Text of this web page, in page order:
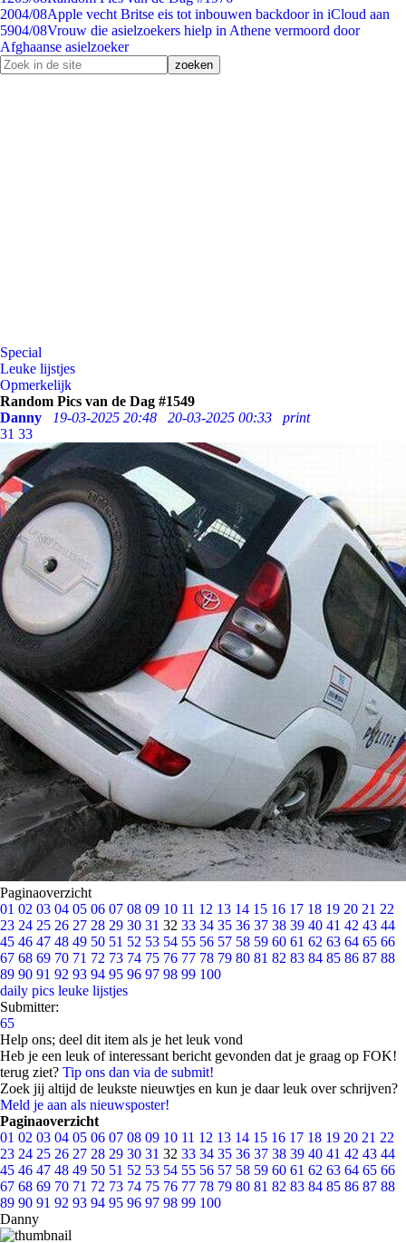
2004/08Apple vecht Britse eis tot inbouwen backdoor in iCloud aan
5904/08Vrouw die asielzoekers hielp in Athene vermoord door
Afghaanse asielzoeker
Special
Leuke lijstjes
Opmerkelijk
Random Pics van de Dag #1549
Danny
19-03-2025 20:48 20-03-2025 00:33
print
31 33
Paginaoverzicht
01 02 03 04 05 06 07 08 09 10 11 12 13 14 15 16 17 18 19 20 21 22
23 24 25 26 27 28 29 30 31 32 33 34 35 36 37 38 39 40 41 42 43 44
45 46 47 48 49 50 51 52 53 54 55 56 57 58 59 60 61 62 63 64 65 66
67 68 69 70 71 72 73 74 75 76 77 78 79 80 81 82 83 84 85 86 87 88
89 90 91 92 93 94 95 96 97 98 99 100
daily pics leuke lijstjes
Submitter:
65
Help ons; deel dit item als je het leuk vond
Heb je een leuk of interessant bericht gevonden dat je graag op FOK!
terug ziet? Tip ons dan via de submit!
Zoek jij altijd de leukste nieuwtjes en kun je daar leuk over schrijven?
Meld je aan als nieuwsposter!
Paginaoverzicht
01 02 03 04 05 06 07 08 09 10 11 12 13 14 15 16 17 18 19 20 21 22
23 24 25 26 27 28 29 30 31 32 33 34 35 36 37 38 39 40 41 42 43 44
45 46 47 48 49 50 51 52 53 54 55 56 57 58 59 60 61 62 63 64 65 66
67 68 69 70 71 72 73 74 75 76 77 78 79 80 81 82 83 84 85 86 87 88
89 90 91 92 93 94 95 96 97 98 99 100
Danny